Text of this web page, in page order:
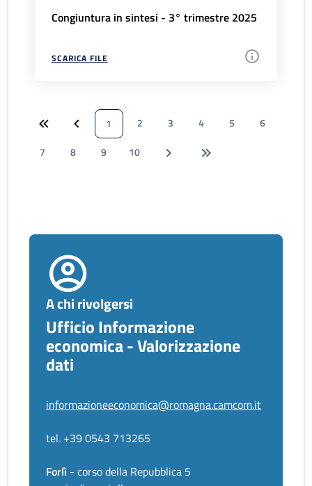
Congiuntura in sintesi - 3° trimestre 2025
SCARICA FILE
1 2 3 4 5
6
7
8 9 10
A chi rivolgersi
Ufficio Informazione
economica - Valorizzazione
dati
informazioneeconomica@romagna.camcom.it
tel. +39 0543 713265
Forlì - corso della Repubblica 5